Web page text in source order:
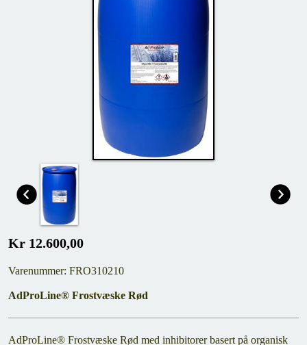
Kr 12.600,00
Varenummer: FRO310210
AdProLine® Frostvæske Rød
AdProLine® Frostvæske Rød med inhibitorer basert på organisk